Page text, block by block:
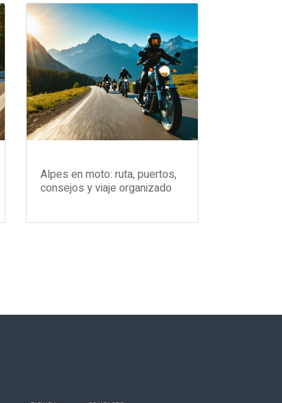
Alpes en moto: ruta, puertos,
consejos y viaje organizado